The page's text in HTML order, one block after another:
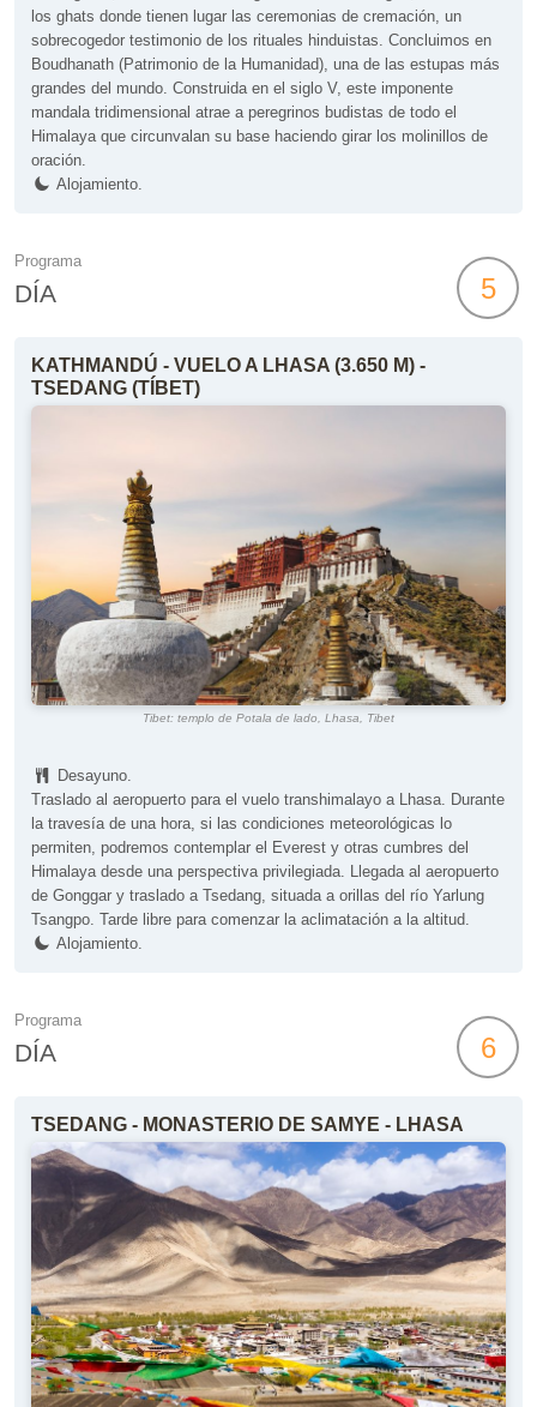
los ghats donde tienen lugar las ceremonias de cremación, un
sobrecogedor testimonio de los rituales hinduistas. Concluimos en
Boudhanath (Patrimonio de la Humanidad), una de las estupas más
grandes del mundo. Construida en el siglo V, este imponente
mandala tridimensional atrae a peregrinos budistas de todo el
Himalaya que circunvalan su base haciendo girar los molinillos de
oración.
Alojamiento.
Programa
DÍA 5
KATHMANDÚ - VUELO A LHASA (3.650 M) -
TSEDANG (TÍBET)
Tibet: templo de Potala de lado, Lhasa, Tibet
Desayuno.
Traslado al aeropuerto para el vuelo transhimalayo a Lhasa. Durante
la travesía de una hora, si las condiciones meteorológicas lo
permiten, podremos contemplar el Everest y otras cumbres del
Himalaya desde una perspectiva privilegiada. Llegada al aeropuerto
de Gonggar y traslado a Tsedang, situada a orillas del río Yarlung
Tsangpo. Tarde libre para comenzar la aclimatación a la altitud.
Alojamiento.
Programa
DÍA 6
TSEDANG - MONASTERIO DE SAMYE - LHASA